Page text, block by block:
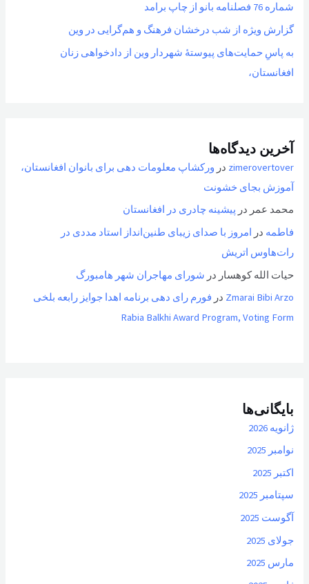
شماره 76 فصلنامه بانو از چاپ برامد
گزارش ویژه از شب درخشان فرهنگ و هم‌گرایی در وین
به پاسِ حمایت‌های پیوستهٔ شهردار وین از دادخواهی زنان
افغانستان،
آخرین دیدگاه‌ها
zimerovertover در ورکشاپ معلومات دهی برای بانوان افغانستان،
آموزش بجای خشونت
محمد عمر در پیشینه چادری در افغانستان
فاطمه در امروز با صدای زیبای طنین‌انداز استاد مددی در
رات‌هاوس اتریش
حیات الله کوهسار در شورای مهاجران شهر هامبورگ
Zmarai Bibi Arzo در فورم رای دهی برنامه اهدا جوایز رابعه بلخی
Rabia Balkhi Award Program, Voting Form
بایگانی‌ها
ژانویه 2026
نوامبر 2025
اکتبر 2025
سپتامبر 2025
آگوست 2025
جولای 2025
مارس 2025